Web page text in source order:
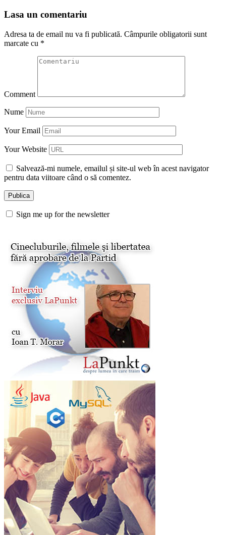
Lasa un comentariu
Adresa ta de email nu va fi publicată. Câmpurile obligatorii sunt
marcate cu *
Comment
Nume
Your Email
Your Website
Salvează-mi numele, emailul și site-ul web în acest navigator
pentru data viitoare când o să comentez.
Sign me up for the newsletter